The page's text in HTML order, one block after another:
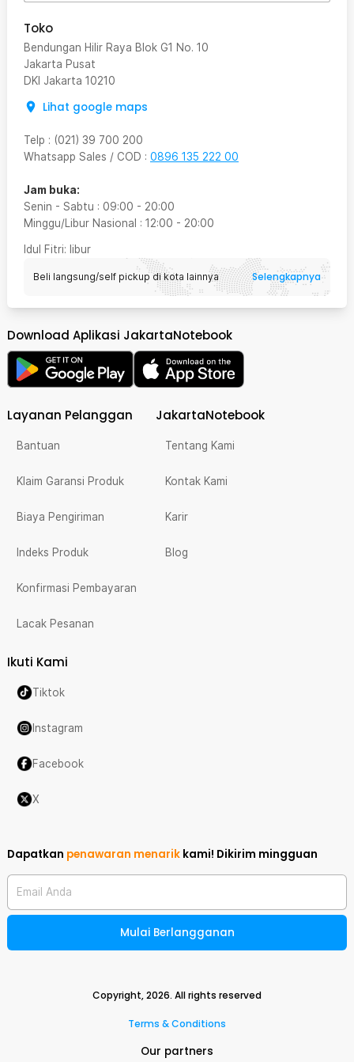
Toko
Bendungan Hilir Raya Blok G1 No. 10
Jakarta Pusat
DKI Jakarta 10210
Lihat google maps
Telp : (021) 39 700 200
Whatsapp Sales / COD : 0896 135 222 00
Jam buka:
Senin - Sabtu : 09:00 - 20:00
Minggu/Libur Nasional : 12:00 - 20:00
Idul Fitri: libur
Beli langsung/self pickup di kota lainnya Selengkapnya
Download Aplikasi JakartaNotebook
Layanan Pelanggan
Bantuan
Klaim Garansi Produk
Biaya Pengiriman
Indeks Produk
Konfirmasi Pembayaran
Lacak Pesanan
JakartaNotebook
Tentang Kami
Kontak Kami
Karir
Blog
Ikuti Kami
Tiktok
Instagram
Facebook
X
Dapatkan penawaran menarik kami! Dikirim mingguan
Email Anda
Mulai Berlangganan
Copyright,2026. All rights reserved
Terms & Conditions
Our partners